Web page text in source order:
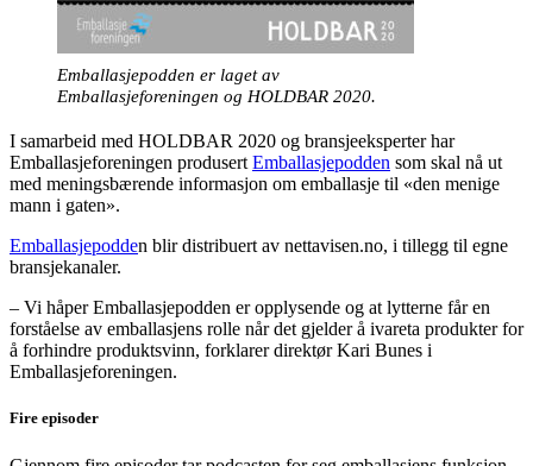
Emballasjepodden er laget av
Emballasjeforeningen og HOLDBAR 2020.
I samarbeid med HOLDBAR 2020 og bransjeeksperter har
Emballasjeforeningen produsert Emballasjepodden som skal nå ut
med meningsbærende informasjon om emballasje til «den menige
mann i gaten».
Emballasjepodden blir distribuert av nettavisen.no, i tillegg til egne
bransjekanaler.
– Vi håper Emballasjepodden er opplysende og at lytterne får en
forståelse av emballasjens rolle når det gjelder å ivareta produkter for
å forhindre produktsvinn, forklarer direktør Kari Bunes i
Emballasjeforeningen.
Fire episoder